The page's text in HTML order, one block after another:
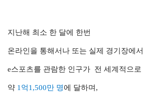
지난해 최소 한 달에 한번
온라인을 통해서나 또는 실제 경기장에서
e스포츠를 관람한 인구가 전 세계적으로
약 1억1,500만 명에 달하며,